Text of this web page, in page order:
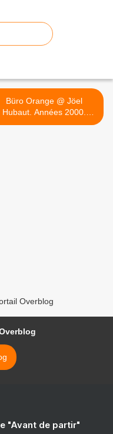
Büro Orange @ Jöel
Hubaut. Années 2000.
Grenoble >
Overblog
"Avant de partir"